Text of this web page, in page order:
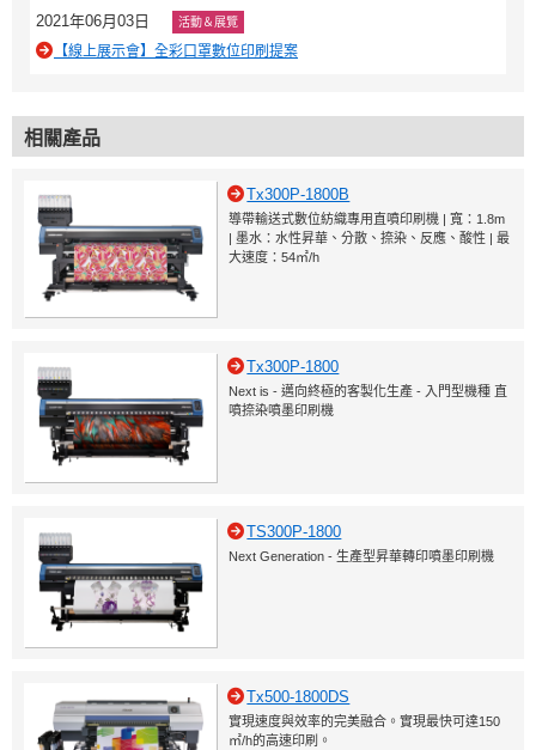
2021年06月03日 活動＆展覽
【線上展示會】全彩口罩數位印刷提案
相關產品
Tx300P-1800B
導帶輸送式數位紡織專用直噴印刷機 | 寬：1.8m
| 墨水：水性昇華、分散、捺染、反應、酸性 | 最
大速度：54㎡/h
Tx300P-1800
Next is - 邁向終極的客製化生產 - 入門型機種 直
噴捺染噴墨印刷機
TS300P-1800
Next Generation - 生產型昇華轉印噴墨印刷機
Tx500-1800DS
實現速度與效率的完美融合。實現最快可達150
㎡/h的高速印刷。